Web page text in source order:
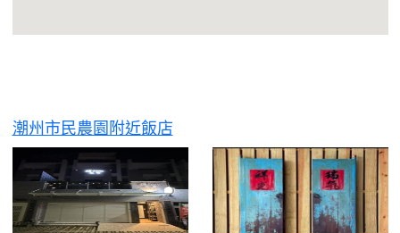
潮州市民農園附近飯店